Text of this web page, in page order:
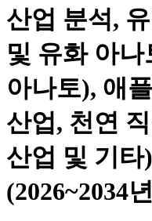
산업 분석,
및 유화 아
아나토), 애
산업, 천연
산업 및 기
(2026~2034